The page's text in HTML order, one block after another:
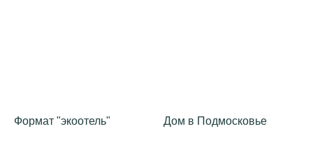
Формат "экоотель" Дом в Подмосковье